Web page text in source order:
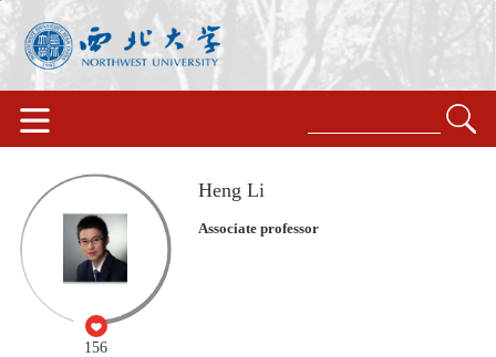
156
Heng Li
Associate professor